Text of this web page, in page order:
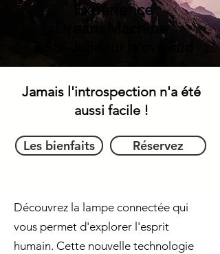
Expérience
Dream Machine
Jamais l'introspection n'a été
aussi facile !
Les bienfaits Réservez
Découvrez la lampe connectée qui
vous permet d'explorer l'esprit
humain. Cette nouvelle technologie